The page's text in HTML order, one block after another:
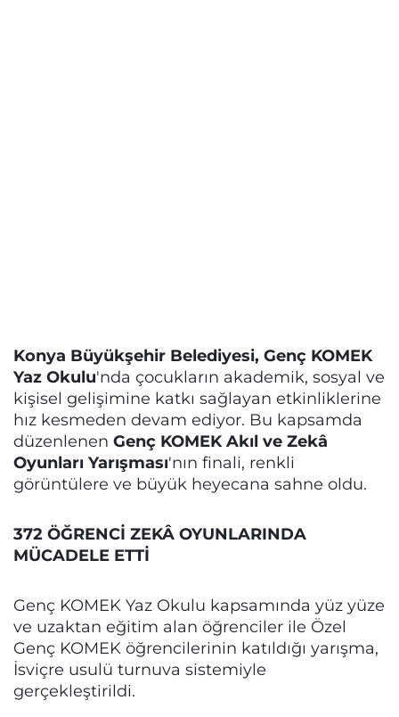
Konya Büyükşehir Belediyesi, Genç KOMEK
Yaz Okulu'nda çocukların akademik, sosyal ve
kişisel gelişimine katkı sağlayan etkinliklerine
hız kesmeden devam ediyor. Bu kapsamda
düzenlenen Genç KOMEK Akıl ve Zekâ
Oyunları Yarışması'nın finali, renkli
görüntülere ve büyük heyecana sahne oldu.
372 ÖĞRENCİ ZEKÂ OYUNLARINDA
MÜCADELE ETTİ
Genç KOMEK Yaz Okulu kapsamında yüz yüze
ve uzaktan eğitim alan öğrenciler ile Özel
Genç KOMEK öğrencilerinin katıldığı yarışma,
İsviçre usulü turnuva sistemiyle
gerçekleştirildi.